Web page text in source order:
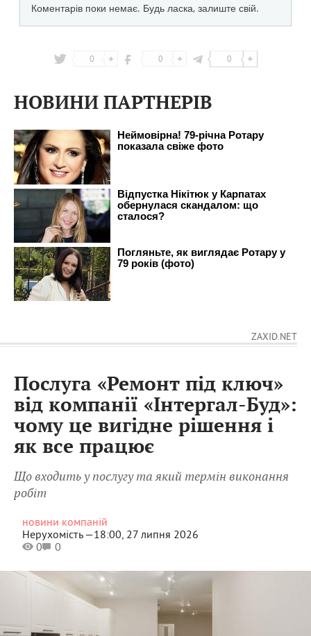
0 0 0
НОВИНИ ПАРТНЕРІВ
ZAXID.NET
Послуга «Ремонт під ключ»
від компанії «Інтергал-Буд»:
чому це вигідне рішення і
як все працює
Що входить у послугу та який термін виконання
робіт
новини компаній
Нерухомість —18:00, 27 липня 2026
0
0